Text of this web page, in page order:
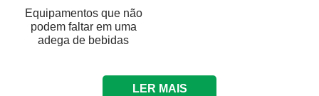
Equipamentos que não
podem faltar em uma
adega de bebidas
LER MAIS